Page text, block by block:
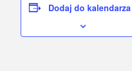
Dodaj do kalendarza